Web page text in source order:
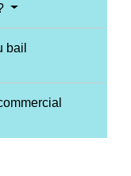
bail